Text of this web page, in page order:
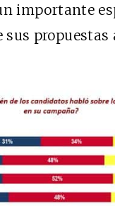
importante
sus propuestas